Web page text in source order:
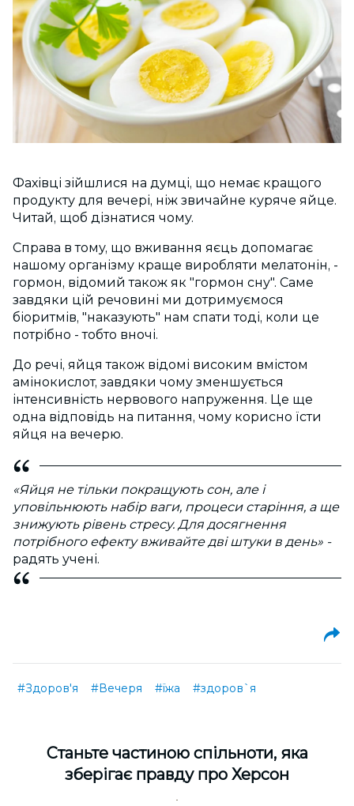
Фахівці зійшлися на думці, що немає кращого
продукту для вечері, ніж звичайне куряче яйце.
Читай, щоб дізнатися чому.
Справа в тому, що вживання яєць допомагає
нашому організму краще виробляти мелатонін, -
гормон, відомий також як "гормон сну". Саме
завдяки цій речовині ми дотримуємося
біоритмів, "наказують" нам спати тоді, коли це
потрібно - тобто вночі.
До речі, яйця також відомі високим вмістом
амінокислот, завдяки чому зменшується
інтенсивність нервового напруження. Це ще
одна відповідь на питання, чому корисно їсти
яйця на вечерю.
«Яйця не тільки покращують сон, але і
уповільнюють набір ваги, процеси старіння, а ще
знижують рівень стресу. Для досягнення
потрібного ефекту вживайте дві штуки в день» -
радять учені.
#Здоров'я #Вечеря #їжа #здоров`я
Cтаньте частиною спільноти, яка
зберігає правду про Херсон